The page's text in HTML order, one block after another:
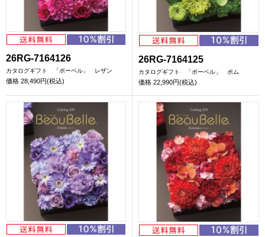
26RG-7164126
カタログギフト 「ボーベル」 レザン
価格 28,490円(税込)
26RG-7164125
カタログギフト 「ボーベル」 ポム
価格 22,990円(税込)